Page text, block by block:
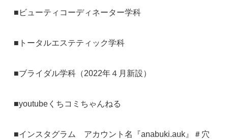
■ ビューティコーディネーター学科
■ トータルエステティック学科
■ブライダル学科（2022年４月新設）
■youtubeくちコミちゃんねる
■インスタグラム アカウント名『anabuki.auk』＃穴